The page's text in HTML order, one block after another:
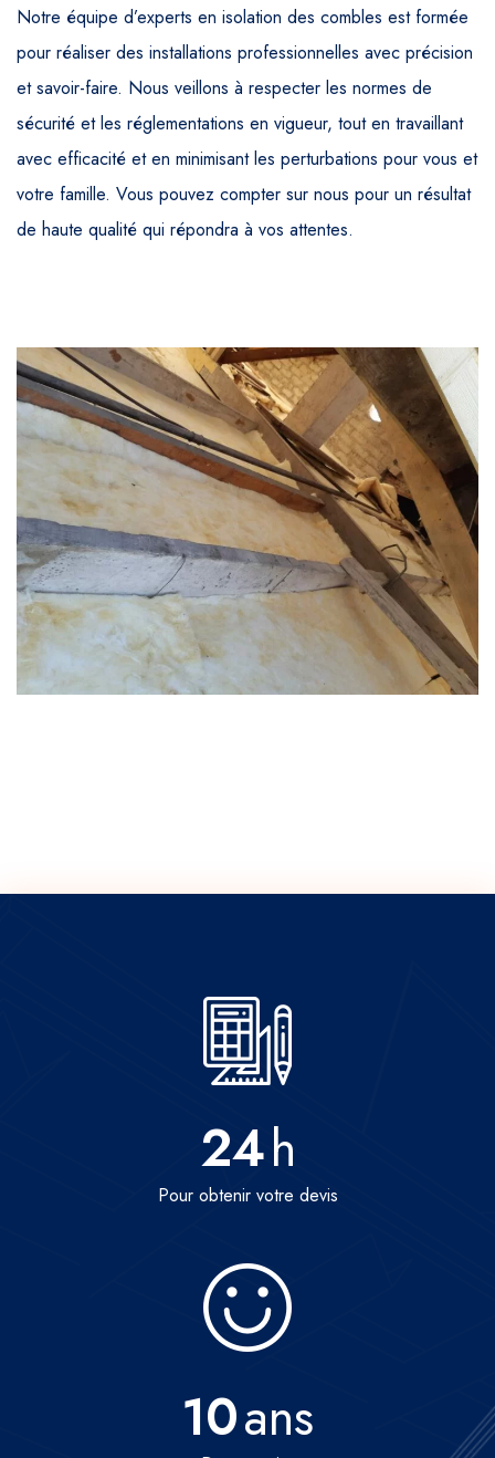
Notre équipe d’experts en isolation des combles est formée
pour réaliser des installations professionnelles avec précision
et savoir-faire. Nous veillons à respecter les normes de
sécurité et les réglementations en vigueur, tout en travaillant
avec efficacité et en minimisant les perturbations pour vous et
votre famille. Vous pouvez compter sur nous pour un résultat
de haute qualité qui répondra à vos attentes.
24h
Pour obtenir votre devis
10ans